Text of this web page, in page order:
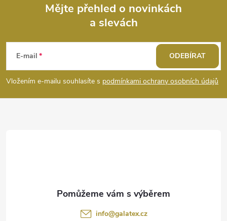
p
a
Mějte přehled o novinkách
a slevách
E-mail
Vložením e-mailu souhlasíte s podmínkami ochrany osobních údajů
ODEBÍRAT
info@galatex.cz